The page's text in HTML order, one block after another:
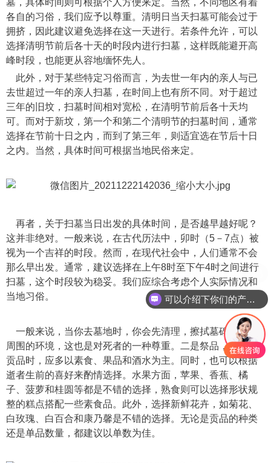
墓，具体时间则可根据个人方便来定。当然，不同地区有着
各自的习俗，我们应予以尊重。清明日当天扫墓可能会过于
拥挤，因此建议避免选择在这一天进行。若条件允许，可以
选择清明节前后各十天的时段内进行扫墓，这样既能避开高
峰时段，也能更从容地缅怀先人。
此外，对于某些特定习俗而言，为去世一年内的亲人与已
去世超过一年的亲人扫墓，在时间上也有所不同。对于超过
三年的旧坟，扫墓时间相对宽松，在清明节前后各十天均
可。而对于新坟，第一个和第二个清明节的扫墓时间，通常
选择在节前十日之内，而到了第三年，则适宜选在节后十日
之内。当然，具体时间可根据当地民俗来定。
再者，关于扫墓当日出发的具体时间，是否越早越好呢？
这并非绝对。一般来说，在古代历法中，卯时（5－7点）被
视为一个吉祥的时段。然而，在现代社会中，人们通常不会
那么早出发。通常，建议选择在上午8时至下午4时之间进行
扫墓，这个时段较为稳妥。我们应综合考虑个人实际情况和
当地习俗。
一般来说，当你去墓地时，你会先清理，擦拭墓碑，清理
周围的环境，这也是对死者的一种尊重。二是祭品，在准备
贡品时，应多以素食、果品和酒水为主。同时，也可以根据
逝者生前的喜好来酌情选择。水果方面，苹果、香蕉、橘
子、菠萝和桂圆等都是不错的选择，熟食则可以选择形状规
整的糕点搭配一些素食品。此外，选择新鲜花卉，如菊花、
白玫瑰、白百合和康乃馨是不错的选择。无论是贡品的种类
还是单品数量，都建议以单数为佳。
可以介绍下你们的产品么